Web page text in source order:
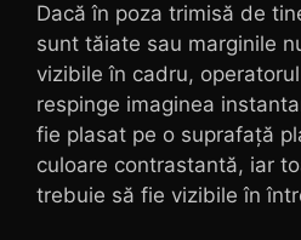
Dacă în poza trimisă de
sunt tăiate sau marginile
vizibile în cadru,
respinge imaginea
fie plasat pe o suprafață
culoare contrastantă, iar
trebuie să fie vizibile în